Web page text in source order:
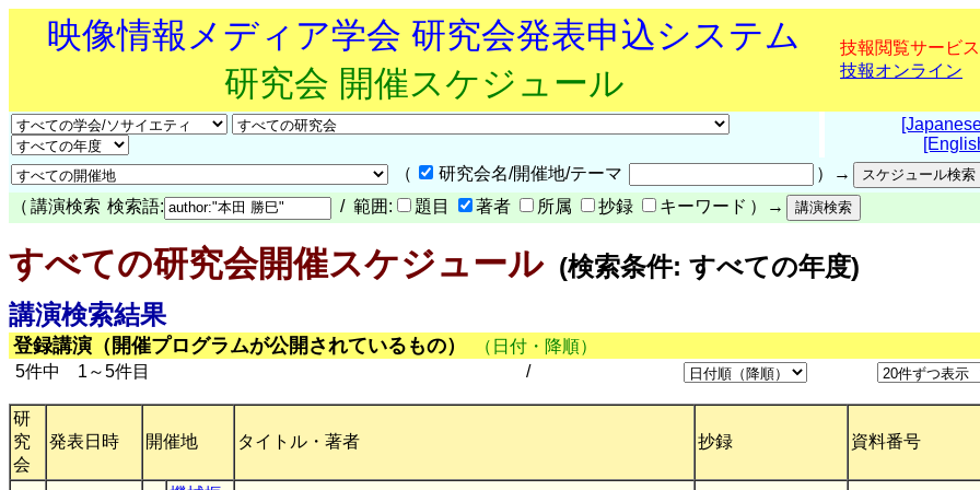
映像情報メディア学会 研究会発表申込システム
研究会 開催スケジュール
技報閲覧サービス
技報オンライン
（
研究会名/開催地/テーマ
）→
（ 講演検索 検索語: / 範囲: 題目 著者 所属 抄録 キーワード ）→
すべての研究会開催スケジュール(検索条件: すべての年度)
講演検索結果
登録講演（開催プログラムが公開されているもの）
（日付・降順）
5件中 1～5件目
/
研
究
会
発表日時 開催地 タイトル・著者 抄録 資料番号